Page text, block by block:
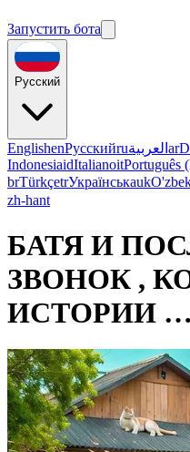
Запустить бота
Русский
EnglishenРусскийruالعربية ar
IndonesiaidItalianoitPortuguês
brTürkçetrУкраїнськаuk
zh-hant
БАТЯ И
ЗВОНОК ,
ИСТОРИИ